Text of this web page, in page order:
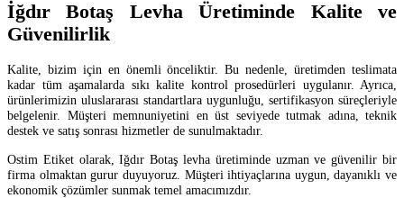
İğdır Botaş Levha Üretiminde Kalite ve
Güvenilirlik
Kalite, bizim için en önemli önceliktir. Bu nedenle, üretimden teslimata
kadar tüm aşamalarda sıkı kalite kontrol prosedürleri uygulanır. Ayrıca,
ürünlerimizin uluslararası standartlara uygunluğu, sertifikasyon süreçleriyle
belgelenir. Müşteri memnuniyetini en üst seviyede tutmak adına, teknik
destek ve satış sonrası hizmetler de sunulmaktadır.
Ostim Etiket olarak, Iğdır Botaş levha üretiminde uzman ve güvenilir bir
firma olmaktan gurur duyuyoruz. Müşteri ihtiyaçlarına uygun, dayanıklı ve
ekonomik çözümler sunmak temel amacımızdır.